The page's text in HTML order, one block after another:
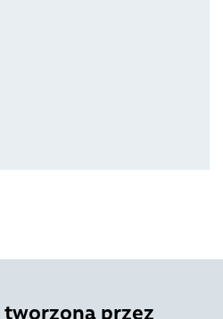
tworzona przez